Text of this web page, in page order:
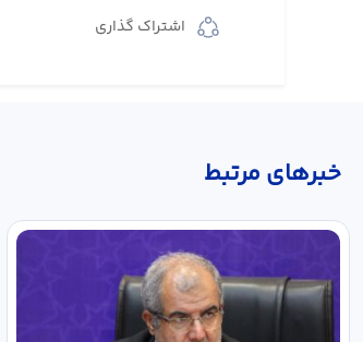
اشتراک گذاری
خبر‌های مرتبط